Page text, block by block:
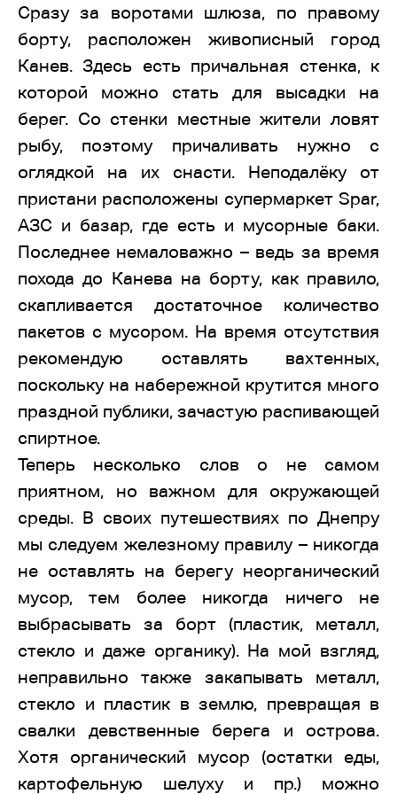
Сразу за воротами шлюза, по правому
борту, расположен живописный город
Канев. Здесь есть причальная стенка, к
которой можно стать для высадки на
берег. Со стенки местные жители ловят
рыбу, поэтому причаливать нужно с
оглядкой на их снасти. Неподалёку от
пристани расположены супермаркет Spar,
АЗС и базар, где есть и мусорные баки.
Последнее немаловажно – ведь за время
похода до Канева на борту, как правило,
скапливается достаточное количество
пакетов с мусором. На время отсутствия
рекомендую оставлять вахтенных,
поскольку на набережной крутится много
праздной публики, зачастую распивающей
спиртное.
Теперь несколько слов о не самом
приятном, но важном для окружающей
среды. В своих путешествиях по Днепру
мы следуем железному правилу – никогда
не оставлять на берегу неорганический
мусор, тем более никогда ничего не
выбрасывать за борт (пластик, металл,
стекло и даже органику). На мой взгляд,
неправильно также закапывать металл,
стекло и пластик в землю, превращая в
свалки девственные берега и острова.
Хотя органический мусор (остатки еды,
картофельную шелуху и пр.) можно